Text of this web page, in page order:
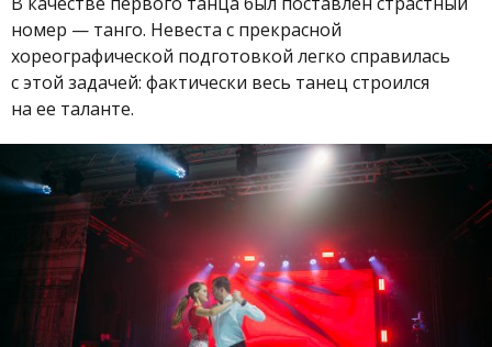
номер — танго. Невеста с прекрасной
хореографической подготовкой легко справилась
с этой задачей: фактически весь танец строился
на ее таланте.